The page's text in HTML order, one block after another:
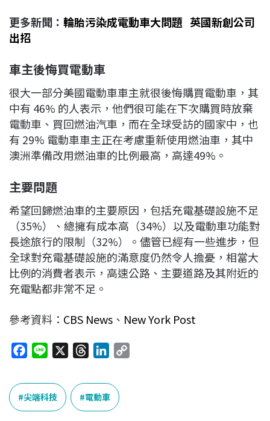
更多新聞： 輪胎污染成電動車大問題 英國新創公司
出招
車主後悔買電動車
很大一部分美國電動車車主就很後悔購買電動車，其
中有 46% 的人表示，他們很可能在下次購買時放棄
電動車、買回燃油汽車，而在全球受訪的國家中，也
有 29% 電動車車主正在考慮重新使用燃油車，其中
澳洲準備改用燃油車的比例最高，高達49%。
主要問題
希望回歸燃油車的主要原因，包括充電基礎設施不足
（35%）、總擁有成本高（34%）以及電動車功能對
長途旅行的限制（32%）。儘管已經有一些進步，但
全球對充電基礎設施的滿意度仍然令人擔憂，相當大
比例的消費者表示，高速公路、主要道路及其附近的
充電點都非常不足。
參考資料： CBS News 、 New York Post
c
e
b
n
e
r
e
a
n
k
e
尖端科技 電動車